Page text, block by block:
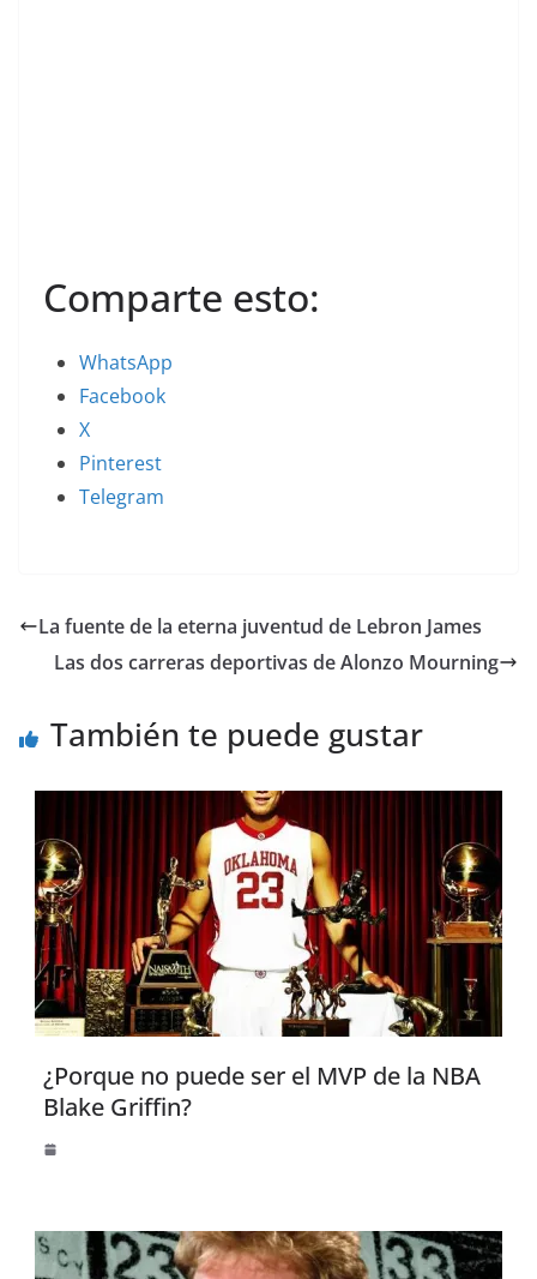
Comparte esto:
WhatsApp
Facebook
X
Pinterest
Telegram
La fuente de la eterna juventud de Lebron James
Las dos carreras deportivas de Alonzo Mourning
También te puede gustar
¿Porque no puede ser el MVP de la NBA
Blake Griffin?